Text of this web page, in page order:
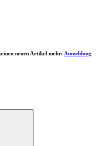
neuen Artikel mehr: Anmeldung